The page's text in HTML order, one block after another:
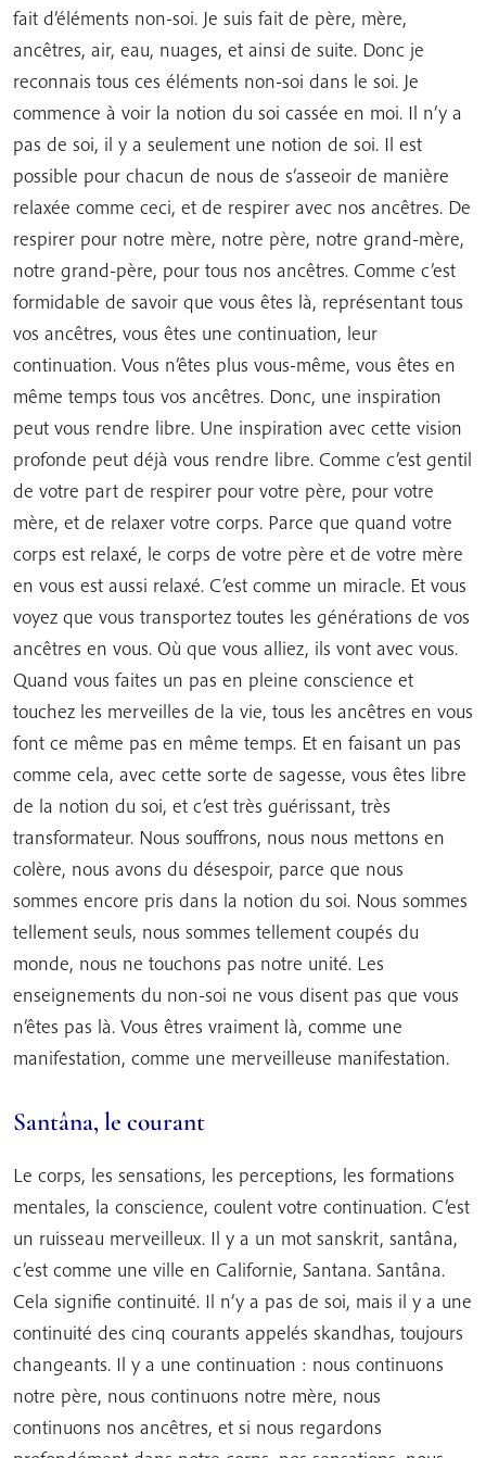
fait d’éléments non-soi. Je suis fait de père, mère,
ancêtres, air, eau, nuages, et ainsi de suite. Donc je
reconnais tous ces éléments non-soi dans le soi. Je
commence à voir la notion du soi cassée en moi. Il n’y a
pas de soi, il y a seulement une notion de soi. Il est
possible pour chacun de nous de s’asseoir de manière
relaxée comme ceci, et de respirer avec nos ancêtres. De
respirer pour notre mère, notre père, notre grand-mère,
notre grand-père, pour tous nos ancêtres. Comme c’est
formidable de savoir que vous êtes là, représentant tous
vos ancêtres, vous êtes une continuation, leur
continuation. Vous n’êtes plus vous-même, vous êtes en
même temps tous vos ancêtres. Donc, une inspiration
peut vous rendre libre. Une inspiration avec cette vision
profonde peut déjà vous rendre libre. Comme c’est gentil
de votre part de respirer pour votre père, pour votre
mère, et de relaxer votre corps. Parce que quand votre
corps est relaxé, le corps de votre père et de votre mère
en vous est aussi relaxé. C’est comme un miracle. Et vous
voyez que vous transportez toutes les générations de vos
ancêtres en vous. Où que vous alliez, ils vont avec vous.
Quand vous faites un pas en pleine conscience et
touchez les merveilles de la vie, tous les ancêtres en vous
font ce même pas en même temps. Et en faisant un pas
comme cela, avec cette sorte de sagesse, vous êtes libre
de la notion du soi, et c’est très guérissant, très
transformateur. Nous souffrons, nous nous mettons en
colère, nous avons du désespoir, parce que nous
sommes encore pris dans la notion du soi. Nous sommes
tellement seuls, nous sommes tellement coupés du
monde, nous ne touchons pas notre unité. Les
enseignements du non-soi ne vous disent pas que vous
n’êtes pas là. Vous êtres vraiment là, comme une
manifestation, comme une merveilleuse manifestation.
Santâna, le courant
Le corps, les sensations, les perceptions, les formations
mentales, la conscience, coulent votre continuation. C’est
un ruisseau merveilleux. Il y a un mot sanskrit, santâna,
c’est comme une ville en Californie, Santana. Santâna.
Cela signifie continuité. Il n’y a pas de soi, mais il y a une
continuité des cinq courants appelés skandhas, toujours
changeants. Il y a une continuation : nous continuons
notre père, nous continuons notre mère, nous
continuons nos ancêtres, et si nous regardons